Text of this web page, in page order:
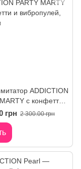
ADDICTION
с конфетти
грн 2 300.00 грн